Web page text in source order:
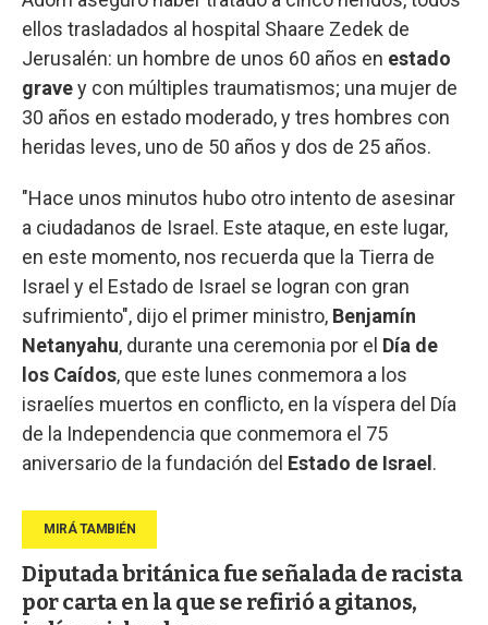
ellos trasladados al hospital Shaare Zedek de
Jerusalén: un hombre de unos 60 años en estado
gravey con múltiples traumatismos; una mujer de
30 años en estado moderado, y tres hombres con
heridas leves, uno de 50 años y dos de 25 años.
"Hace unos minutos hubo otro intento de asesinar
a ciudadanos de Israel. Este ataque, en este lugar,
en este momento, nos recuerda que la Tierra de
Israel y el Estado de Israel se logran con gran
sufrimiento", dijo el primer ministro, Benjamín
Netanyahu, durante una ceremonia por el Día de
los Caídos, que este lunes conmemora a los
israelíes muertos en conflicto, en la víspera del Día
de la Independencia que conmemora el 75
aniversario de la fundación del Estado de Israel .
Diputada británica fue señalada de racista
por carta en la que se refirió a gitanos,